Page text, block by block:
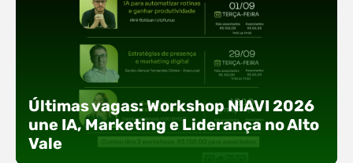
Últimas vagas: Workshop NIAVI 2026
une IA, Marketing e Liderança no Alto
Vale